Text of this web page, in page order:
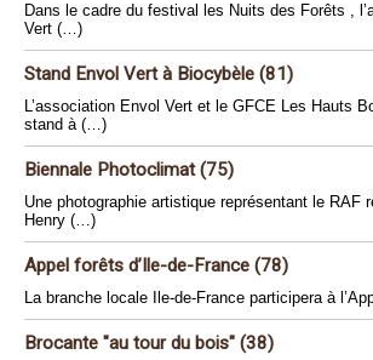
Dans le cadre du festival les Nuits des Forêts ,
Vert (…)
Stand Envol Vert à Biocybèle (81)
L’association Envol Vert et le GFCE Les Hauts
stand à (…)
Biennale Photoclimat (75)
Une photographie artistique représentant le RAF
Henry (…)
Appel forêts d’Ile-de-France (78)
La branche locale Ile-de-France participera à
Brocante "au tour du bois" (38)